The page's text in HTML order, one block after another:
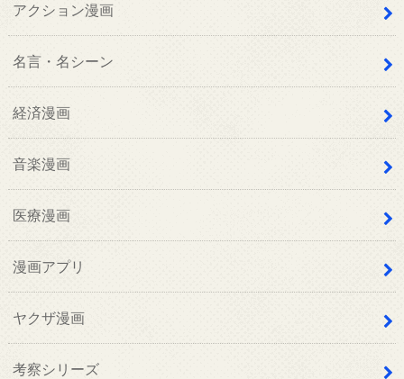
アクション漫画
名言・名シーン
経済漫画
音楽漫画
医療漫画
漫画アプリ
ヤクザ漫画
考察シリーズ